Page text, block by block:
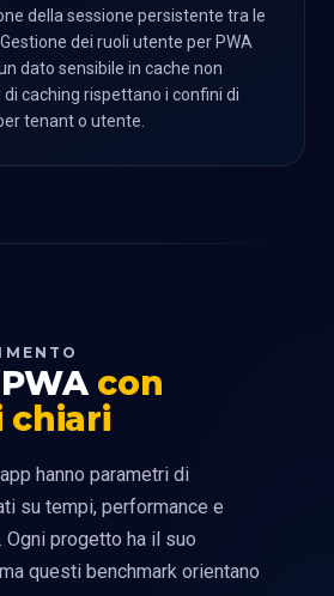
della sessione persistente tra le
dei ruoli utente per PWA
dato sensibile in cache non
caching rispettano i confini di
tenant o utente.
con
chiari
hanno parametri di
su tempi, performance e
progetto ha il suo
questi benchmark orientano